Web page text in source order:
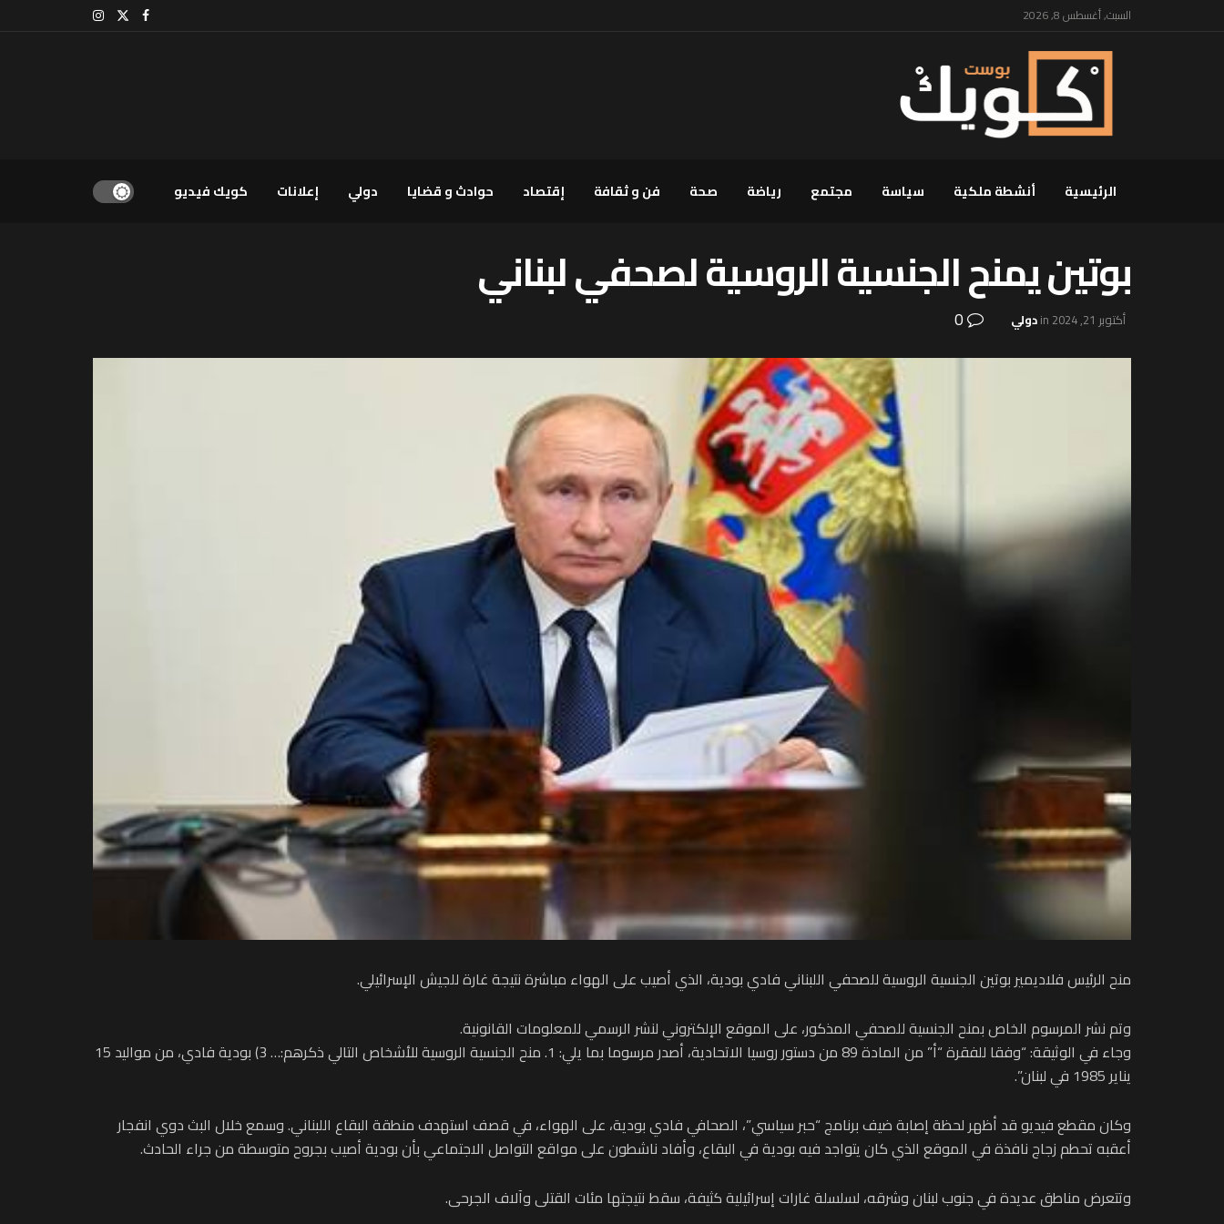
السبت, أغسطس 8, 2026
الرئيسية أنشطة ملكية سياسة مجتمع رياضة صحة فن و ثقافة إقتصاد حوادث و قضايا دولي إعلانات كويك فيديو
بوتين يمنح الجنسية الروسية لصحفي لبناني
أكتوبر 21, 2024 inدولي
منح الرئيس فلاديمير بوتين الجنسية الروسية للصحفي اللبناني فادي بودية، الذي أصيب على الهواء مباشرة نتيجة غارة للجيش الإسرائيلي.
وتم نشر المرسوم الخاص بمنح الجنسية للصحفي المذكور، على الموقع الإلكتروني لنشر الرسمي للمعلومات القانونية.
وجاء في الوثيقة: “وفقا للفقرة “أ” من المادة 89 من دستور روسيا الاتحادية، أصدر مرسوما بما يلي: 1. منح الجنسية الروسية للأشخاص التالي ذكرهم:… 3) بودية فادي، من مواليد 15
يناير 1985 في لبنان”.
وكان مقطع فيديو قد أظهر لحظة إصابة ضيف برنامج “حبر سياسي”، الصحافي فادي بودية، على الهواء، في قصف استهدف منطقة البقاع اللبناني. وسمع خلال البث دوي انفجار
أعقبه تحطم زجاج نافذة في الموقع الذي كان يتواجد فيه بودية في البقاع، وأفاد ناشطون على مواقع التواصل الاجتماعي بأن بودية أصيب بجروح متوسطة من جراء الحادث.
وتتعرض مناطق عديدة في جنوب لبنان وشرقه، لسلسلة غارات إسرائيلية كثيفة، سقط نتيجتها مئات القتلى وآلاف الجرحى.